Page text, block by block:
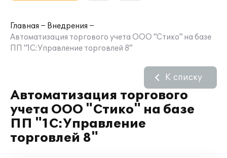
Главная
Внедрения
Автоматизация торгового учета ООО "Стико" на базе
ПП "1С:Управление торговлей 8"
Автоматизация торгового
учета ООО "Стико" на базе
ПП "1С:Управление
торговлей 8"
К списку